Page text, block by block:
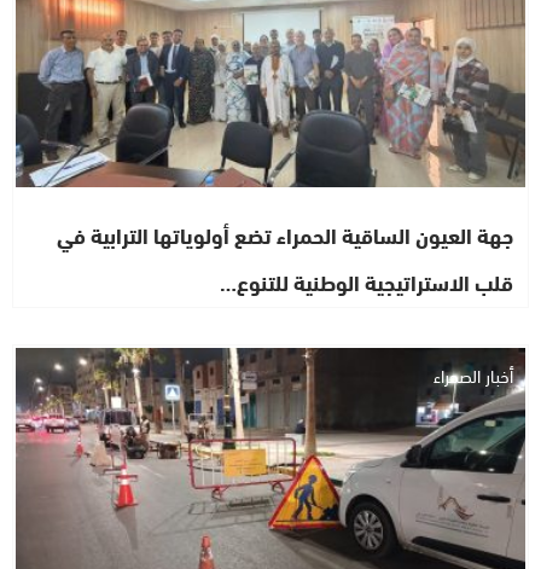
جهة العيون الساقية الحمراء تضع أولوياتها الترابية في
قلب الاستراتيجية الوطنية للتنوع…
أخبار الصحراء